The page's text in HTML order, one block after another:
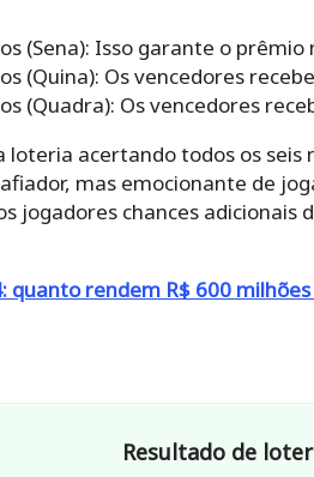
(Sena): Isso garante o prêmio
(Quina): Os vencedores
(Quadra): Os vencedores
loteria acertando todos os
mas emocionante de
jogadores chances
quanto rendem R$ 600
Resultado de